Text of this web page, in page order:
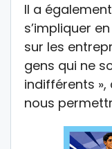
Il a
s’impliquer
sur les
gens qui ne
indifférents
nous